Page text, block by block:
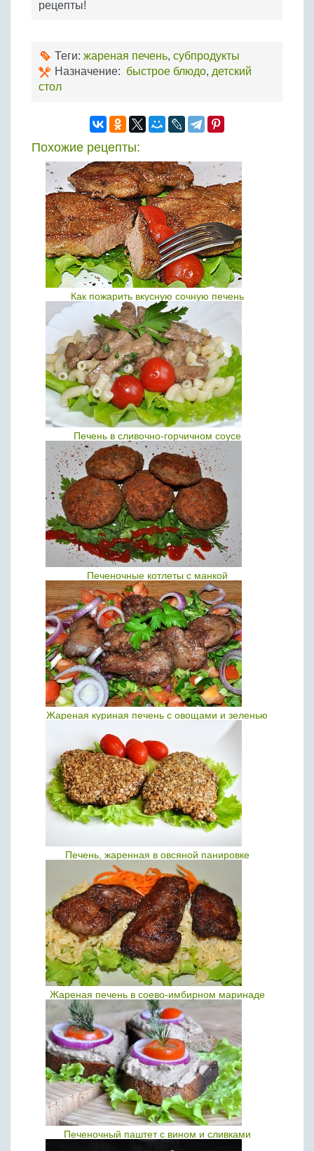
рецепты!
Теги: жареная печень, субпродукты
Назначение: быстрое блюдо, детский
стол
Похожие рецепты:
Как пожарить вкусную сочную печень
Печень в сливочно-горчичном соусе
Печеночные котлеты с манкой
Жареная куриная печень с овощами и зеленью
Печень, жаренная в овсяной панировке
Жареная печень в соево-имбирном маринаде
Печеночный паштет с вином и сливками